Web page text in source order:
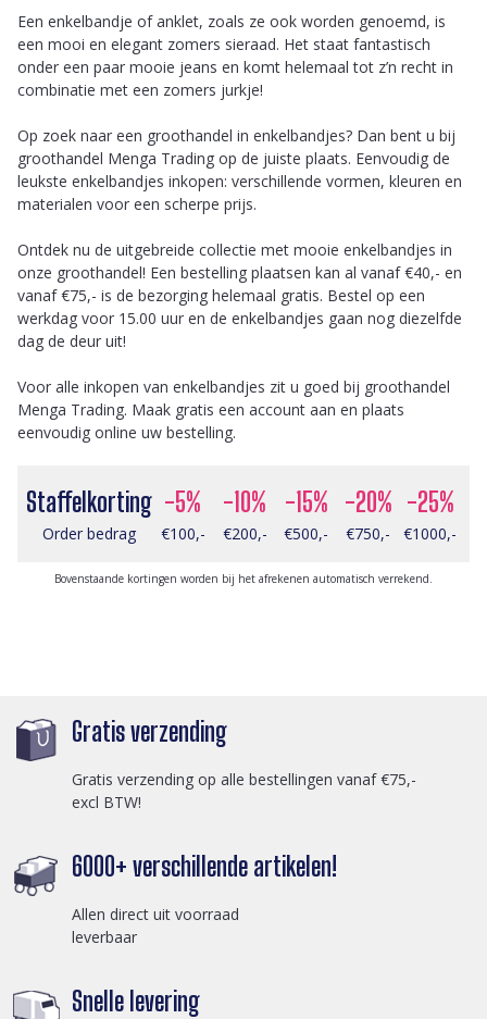
Een enkelbandje of anklet, zoals ze ook worden genoemd, is
een mooi en elegant zomers sieraad. Het staat fantastisch
onder een paar mooie jeans en komt helemaal tot z’n recht in
combinatie met een zomers jurkje!
Op zoek naar een groothandel in enkelbandjes? Dan bent u bij
groothandel Menga Trading op de juiste plaats. Eenvoudig de
leukste enkelbandjes inkopen: verschillende vormen, kleuren en
materialen voor een scherpe prijs.
Ontdek nu de uitgebreide collectie met mooie enkelbandjes in
onze groothandel! Een bestelling plaatsen kan al vanaf €40,- en
vanaf €75,- is de bezorging helemaal gratis. Bestel op een
werkdag voor 15.00 uur en de enkelbandjes gaan nog diezelfde
dag de deur uit!
Voor alle inkopen van enkelbandjes zit u goed bij groothandel
Menga Trading. Maak gratis een account aan en plaats
eenvoudig online uw bestelling.
Staffelkorting -5% -10% -15% -20% -25%
Order bedrag €100,- €200,- €500,- €750,- €1000,-
Bovenstaande kortingen worden bij het afrekenen automatisch verrekend.
Gratis verzending
Gratis verzending op alle bestellingen vanaf €75,-
excl BTW!
6000+ verschillende artikelen!
Allen direct uit voorraad
leverbaar
Snelle levering